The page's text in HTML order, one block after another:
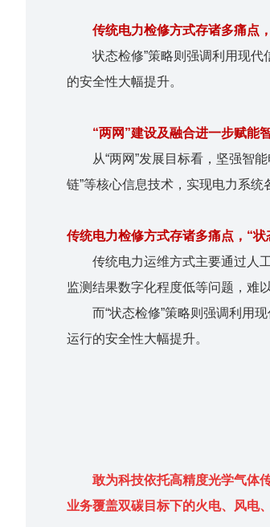
传统电力检修方式存诸多痛点
状态检修”策略则强调利用现
的安全性大幅提升。
“两网”建设及融合进一步赋能
从“两网”发展目标看，坚强智
链”等核心信息技术，实现电力系
传统电力检修方式存诸多痛点，“状
传统电力运维方式主要通过人
监测结果数字化程度低等问题，难
而“状态检修”策略则强调利用
运行的安全性大幅提升。
敢为科技依托高精度光学气体
业务覆盖双碳目标下的火电、风电